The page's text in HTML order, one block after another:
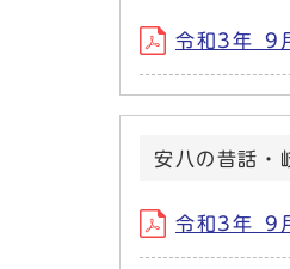
令和3年_9
安八の昔話・
令和3年_9